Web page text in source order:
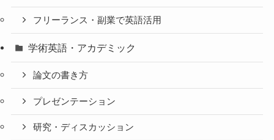
フリーランス・副業で英語活用
学術英語・アカデミック
論文の書き方
プレゼンテーション
研究・ディスカッション